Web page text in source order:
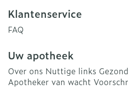
Klantenservice
FAQ
Uw apotheek
Over ons Nuttige links
Apotheker van wacht